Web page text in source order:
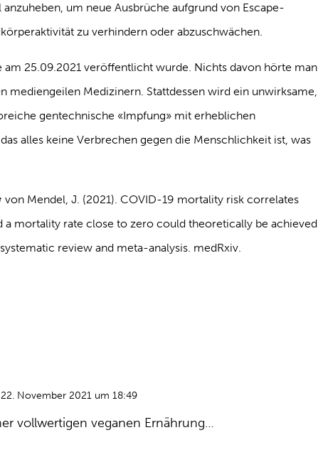
um neue Ausbrüche aufgrund von Escape-
zu verhindern oder abzuschwächen.
am 25.09.2021 veröffentlicht wurde. Nichts davon hörte man
mediengeilen Medizinern. Stattdessen wird ein unwirksame,
gentechnische «Impfung» mit erheblichen
alles keine Verbrechen gegen die Menschlichkeit ist, was
von Mendel, J. (2021). COVID-19 mortality risk correlates
a mortality rate close to zero could theoretically be achieved
review and meta-analysis. medRxiv.
November 2021 um 18:49
vollwertigen veganen Ernährung…